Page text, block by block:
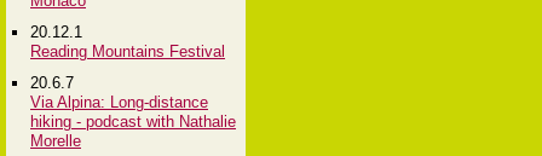
20.12.1
Reading Mountains Festival
20.6.7
Via Alpina: Long-distance
hiking - podcast with Nathalie
Morelle